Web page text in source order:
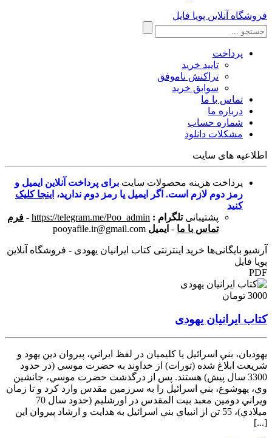
فروشگاه آنلاین پویا فایل
پرداخت
تایید خرید
تراکنش ناموفق
سوابق خرید
تماس با ما
درباره ما
شماره حساب
مشکلات دانلود
اطلاعیه های سایت
پرداخت هزینه محصولات سایت برای پرداخت آنلاین ایمیل و
رمز دوم لازم است. اگر ایمیل یا رمز دوم ندارید، اینجا کلیک
کنید
پشتیبانی تلگرام : https://telegram.me/Poo_admin
- فرم
تماس با ما - ایمیل pooyafile.ir@gmail.com
آرشیو بایگانی‌ها خرید اینترنتی کتاب ایرانیان یهودی - فروشگاه آنلاین
پویا فایل
PDF
3000 تومان
کتاب ایرانیان یهودی
يهوديان، بني ‏اسرائيل يا كليميان در لفظ ايراني، پيروان دين يهود و
شريعت ابلاغ شده (تورات) از خداوند به حضرت موسي (در حدود
3300 سال پيش) هستند. پس از درگذشت حضرت موسي، جانشين
وي، يهوشوع، بني ‏اسرائيل را به سرزمين مقدس وارد كرد و تا زمان
ويراني دومين معبد بيت‏ المقدس در اورشليم (حدود سال 70
ميلادي)، 55 تن از انبياي بني ‏اسرائيل به هدايت و ارشاد پيروان اين
[...]